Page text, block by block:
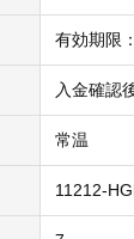
有効期限
入金確認
常温
11212-